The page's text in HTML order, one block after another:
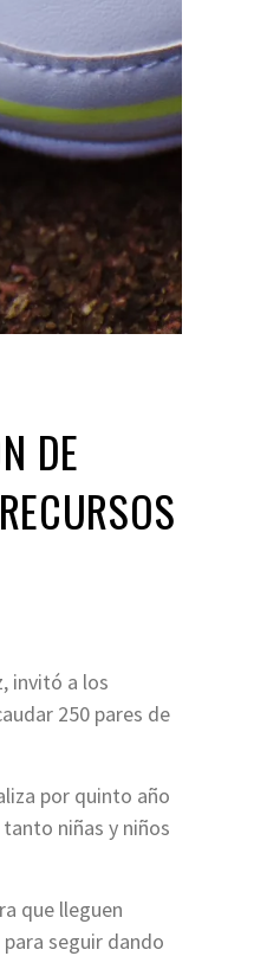
DE
invitó a los
250 pares de
por quinto año
niñas y niños
que lleguen
seguir dando